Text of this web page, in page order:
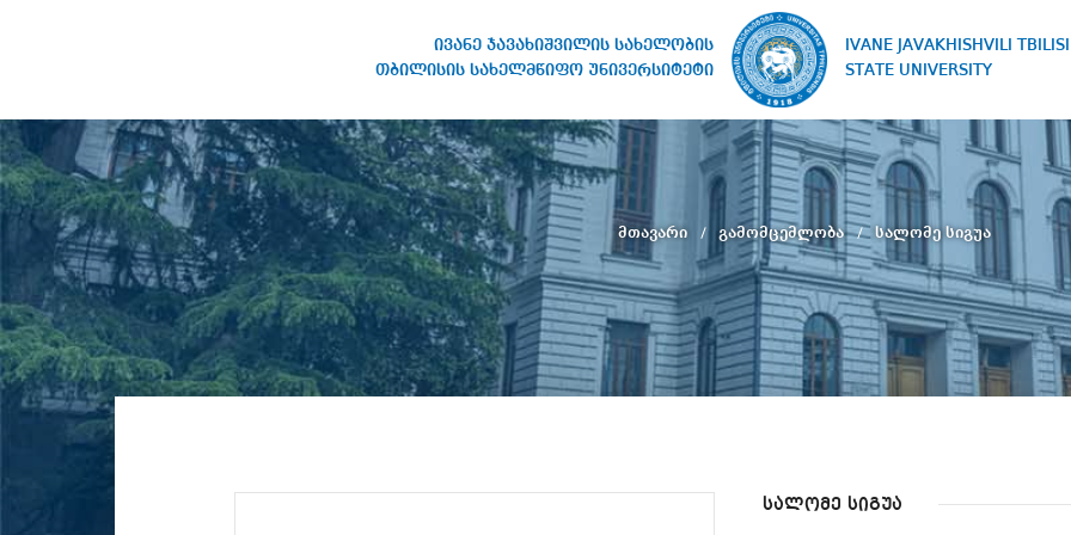
ივანე ჯავახიშვილის სახელობის
თბილისის სახელმწიფო უნივერსიტეტი
IVANE JAVAKHISHVILI TBILISI
STATE UNIVERSITY
სახელობის თბილისის
სახელმწიფო უნივერსიტეტი
მთავარი გამომცემლობა სალომე სიგუა
სალომე სიგუა